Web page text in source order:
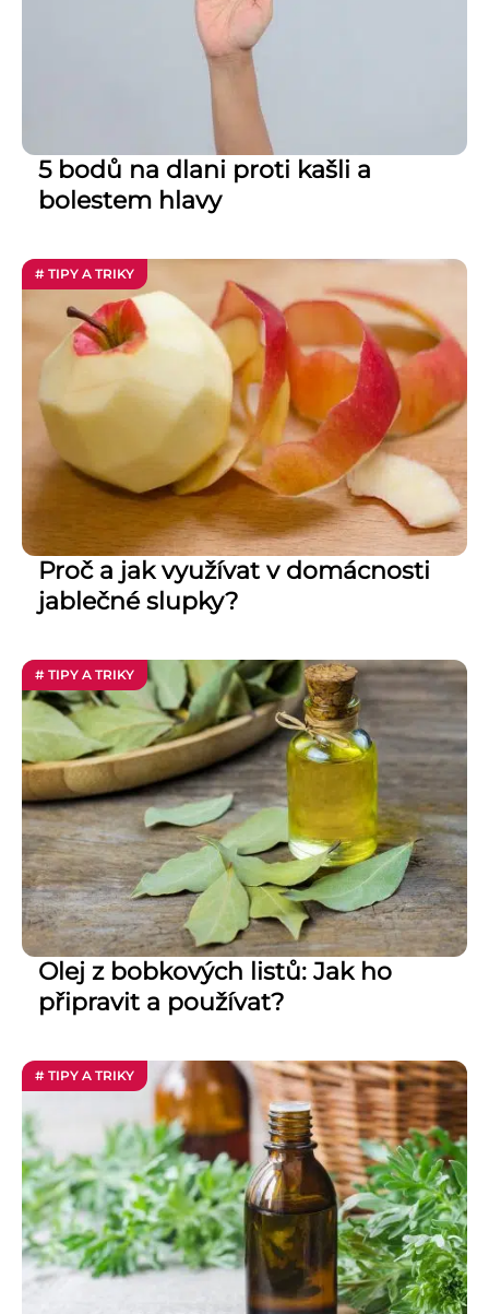
5 bodů na dlani proti kašli a
bolestem hlavy
# TIPY A TRIKY
Proč a jak využívat v domácnosti
jablečné slupky?
# TIPY A TRIKY
Olej z bobkových listů: Jak ho
připravit a používat?
# TIPY A TRIKY